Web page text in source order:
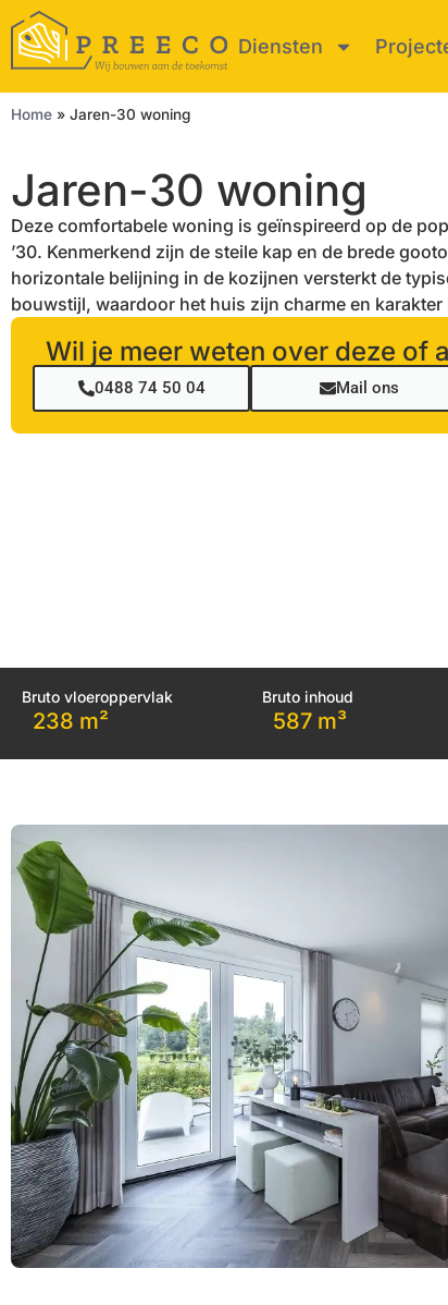
Diensten
Home » Jaren-30 woning
Jaren-30 woning
Deze comfortabele woning is geïnspireerd op de
’30. Kenmerkend zijn de steile kap en de brede
horizontale belijning in de kozijnen versterkt de
bouwstijl, waardoor het huis zijn charme en karakter
Wil je meer weten over deze of
0488 74 50 04 Mail ons
Bruto vloeroppervlak
238 m²
Bruto inhoud
587 m³